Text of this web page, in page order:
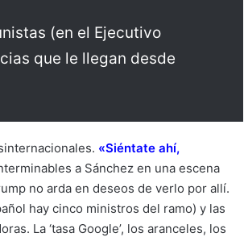
(en el Ejecutivo
que le llegan desde
«Siéntate ahí,
a Sánchez en una escena
no arda en deseos de verlo por allí.
hay cinco ministros del ramo) y las
La ‘tasa Google’, los aranceles, los